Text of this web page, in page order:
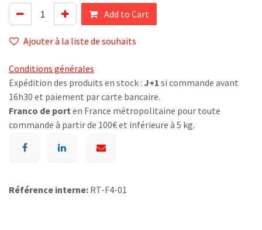
Add to Cart
Ajouter à la liste de souhaits
Conditions générales
Expédition des produits en stock : J+1 si commande avant
16h30 et paiement par carte bancaire.
Franco de port en France métropolitaine pour toute
commande à partir de 100€ et inférieure à 5 kg.
Référence interne: RT-F4-01